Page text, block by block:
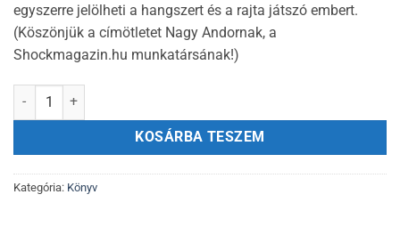
egyszerre jelölheti a hangszert és a rajta játszó embert.
(Köszönjük a címötletet Nagy Andornak, a
Shockmagazin.hu munkatársának!)
Villanycigány - Minden, vagy legalábbis amire emlékszem
KOSÁRBA TESZEM
Kategória: Könyv